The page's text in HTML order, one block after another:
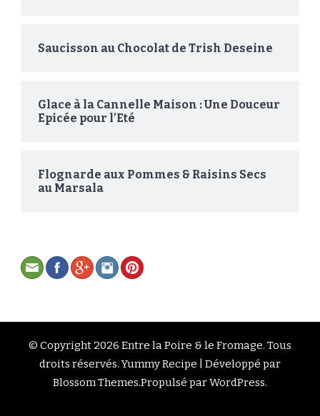
Saucisson au Chocolat de Trish Deseine
Glace à la Cannelle Maison : Une Douceur
Epicée pour l’Eté
Flognarde aux Pommes & Raisins Secs
au Marsala
© Copyright 2026 Entre la Poire & le Fromage. Tous
droits réservés.Yummy Recipe | Développé par
Blossom Themes.Propulsé parWordPress.